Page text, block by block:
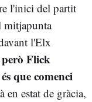
l'inici del partit
mitjapunta
l'Elx
però Flick
que comenci
en estat de gràcia,